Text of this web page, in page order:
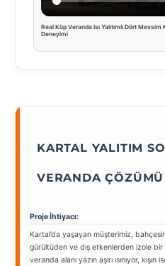
Real Küp Veranda Isı Yalıtımlı Dört
Deneyimi
KARTAL YALITIM
VERANDA ÇÖZÜMÜ
Proje İhtiyacı:
Kartal’da yaşayan müşterimiz,
gürültüden ve dış etkenlerden izole
veranda alanı yazın aşırı ısınıyor,